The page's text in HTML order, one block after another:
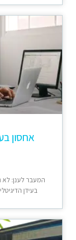
אחסון
המעבר לענן: לא
בעידן